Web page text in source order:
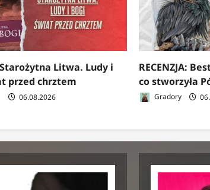
Starożytna Litwa. Ludy i
przed chrztem
06.08.2026
RECENZJA:
co stworzyła
Gradory